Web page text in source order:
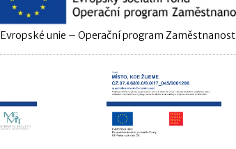
Evropské unie – Operační program Zaměstnanost